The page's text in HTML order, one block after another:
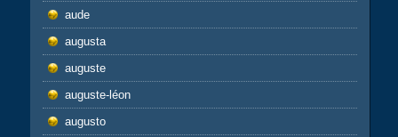
aude
augusta
auguste
auguste-léon
augusto